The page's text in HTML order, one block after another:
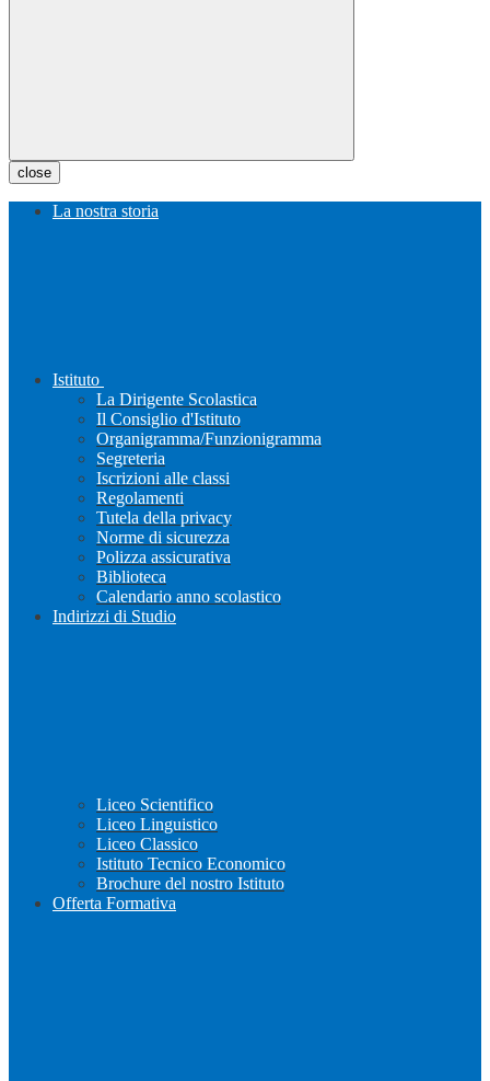
close
La nostra storia
Istituto
La Dirigente Scolastica
Il Consiglio d'Istituto
Organigramma/Funzionigramma
Segreteria
Iscrizioni alle classi
Regolamenti
Tutela della privacy
Norme di sicurezza
Polizza assicurativa
Biblioteca
Calendario anno scolastico
Indirizzi di Studio
Liceo Scientifico
Liceo Linguistico
Liceo Classico
Istituto Tecnico Economico
Brochure del nostro Istituto
Offerta Formativa